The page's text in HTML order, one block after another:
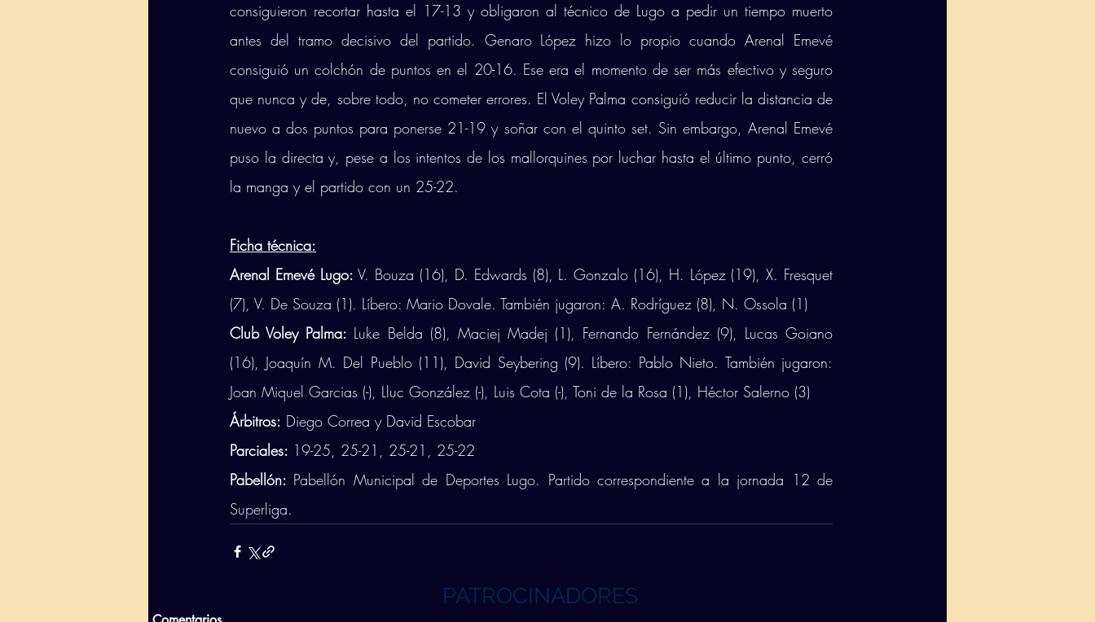
consiguieron recortar hasta el 17-13 y obligaron al técnico de Lugo a pedir un tiempo muerto
antes del tramo decisivo del partido. Genaro López hizo lo propio cuando Arenal Emevé
consiguió un colchón de puntos en el 20-16. Ese era el momento de ser más efectivo y seguro
que nunca y de, sobre todo, no cometer errores. El Voley Palma consiguió reducir la distancia de
nuevo a dos puntos para ponerse 21-19 y soñar con el quinto set. Sin embargo, Arenal Emevé
puso la directa y, pese a los intentos de los mallorquines por luchar hasta el último punto, cerró
la manga y el partido con un 25-22.
Ficha técnica:
Arenal Emevé Lugo: V. Bouza (16), D. Edwards (8), L. Gonzalo (16), H. López (19), X. Fresquet
(7), V. De Souza (1). Líbero: Mario Dovale. También jugaron: A. Rodríguez (8), N. Ossola (1)
Club Voley Palma: Luke Belda (8), Maciej Madej (1), Fernando Fernández (9), Lucas Goiano
(16), Joaquín M. Del Pueblo (11), David Seybering (9). Líbero: Pablo Nieto. También jugaron:
Joan Miquel Garcias (-), Lluc González (-), Luis Cota (-), Toni de la Rosa (1), Héctor Salerno (3)
Árbitros: Diego Correa y David Escobar
Parciales: 19-25, 25-21, 25-21, 25-22
Pabellón: Pabellón Municipal de Deportes Lugo. Partido correspondiente a la jornada 12 de
Superliga.
PATROCINADORES